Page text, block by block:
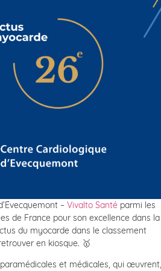
– Vivalto Santé parmi les
de France pour son excellence dans la
du myocarde dans le classement
en kiosque. 🥇
et médicales, qui œuvrent,